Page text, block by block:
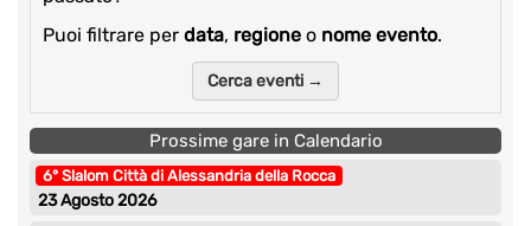
Puoi filtrare per data, regione o nome evento.
Cerca eventi →
Prossime gare in Calendario
6° Slalom Città di Alessandria della Rocca
23 Agosto 2026